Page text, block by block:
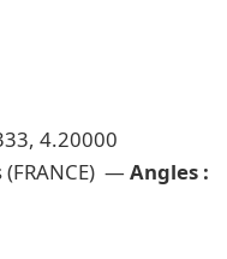
4.20000
(FRANCE) — Angles :